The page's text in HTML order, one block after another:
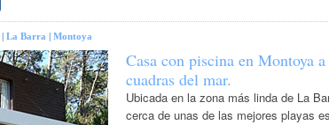
La Barra Montoya
Casa con piscina en Montoya a
cuadras del mar.
Ubicada en la zona más linda de La
cerca de unas de las mejores playas